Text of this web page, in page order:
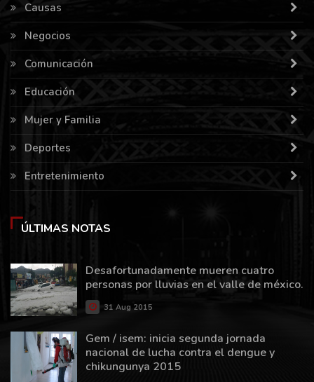
Causas
Negocios
Comunicación
Educación
Mujer y Familia
Deportes
Entretenimiento
ÚLTIMAS NOTAS
Desafortunadamente mueren cuatro
personas por lluvias en el valle de méxico.
31 Aug 2015
Gem / isem: inicia segunda jornada
nacional de lucha contra el dengue y
chikungunya 2015